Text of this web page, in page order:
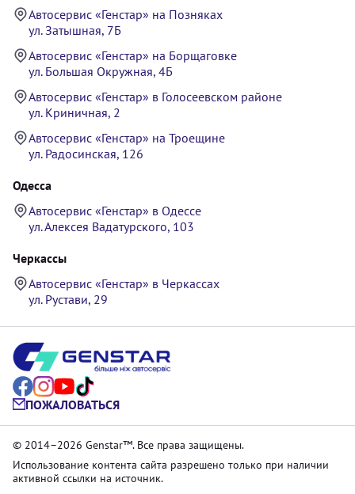
Автосервис «Генстар» на Позняках
ул. Затышная, 7Б
Автосервис «Генстар» на Борщаговке
ул. Большая Окружная, 4Б
Автосервис «Генстар» в Голосеевском районе
ул. Криничная, 2
Автосервис «Генстар» на Троещине
ул. Радосинская, 126
Одесса
Автосервис «Генстар» в Одессе
ул. Алексея Вадатурского, 103
Черкассы
Автосервис «Генстар» в Черкассах
ул. Рустави, 29
ПОЖАЛОВАТЬСЯ
© 2014–2026 Genstar™. Все права защищены.
Использование контента сайта разрешено только при наличии
активной ссылки на источник.